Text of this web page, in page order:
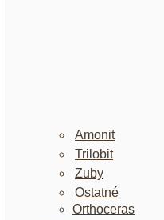
Amonit
Trilobit
Zuby
Ostatné
Orthoceras